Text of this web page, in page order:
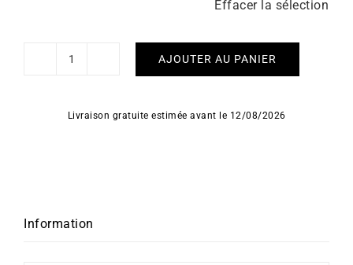
Effacer la sélection
quantité
d'Oreilles
AJOUTER AU PANIER
Livraison gratuite estimée avant le 12/08/2026
Information